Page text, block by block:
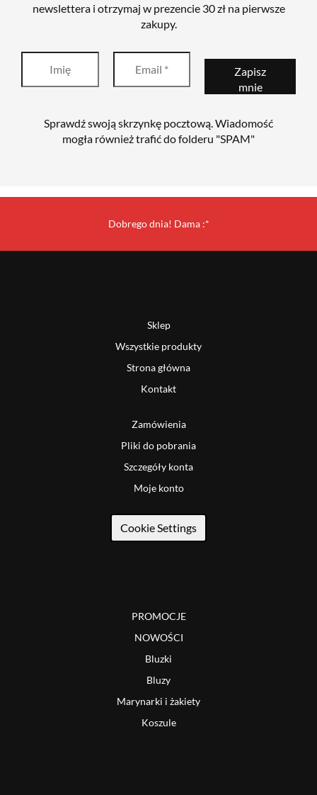
newslettera i otrzymaj w prezencie 30 zł na pierwsze
zakupy.
Sprawdź swoją skrzynkę pocztową. Wiadomość
mogła również trafić do folderu "SPAM"
Dobrego dnia! Dama :*
Sklep
Wszystkie produkty
Strona główna
Kontakt
Zamówienia
Pliki do pobrania
Szczegóły konta
Moje konto
Cookie Settings
PROMOCJE
NOWOŚCI
Bluzki
Bluzy
Marynarki i żakiety
Koszule